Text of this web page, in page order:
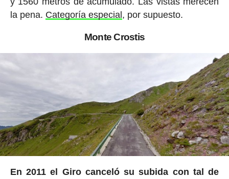
la pena. Categoría especial , por supuesto.
Monte Crostis
En 2011 el Giro canceló su subida con tal de